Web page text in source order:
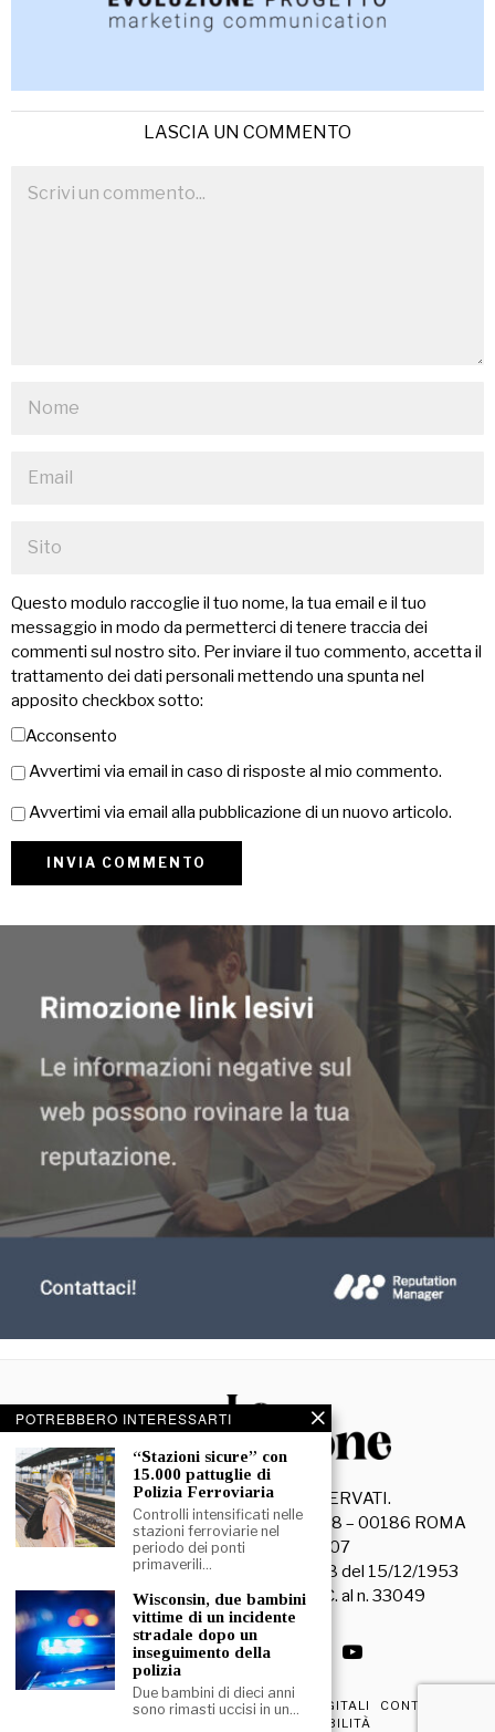
LASCIA UN COMMENTO
Questo modulo raccoglie il tuo nome, la tua email e il tuo
messaggio in modo da permetterci di tenere traccia dei
commenti sul nostro sito. Per inviare il tuo commento, accetta il
trattamento dei dati personali mettendo una spunta nel
apposito checkbox sotto:
Acconsento
Avvertimi via email in caso di risposte al mio commento.
Avvertimi via email alla pubblicazione di un nuovo articolo.
© 2026- TUTTI I DIRITTI RISERVATI.
La Discussione S.r.l. – Piazza Capranica, 78 – 00186 ROMA
C.F. e P. IVA 15045971007
Registrazione Tribunale di Roma n. 3628 del 15/12/1953
La società editrice è iscritta al R.O.C. al n. 33049
PRIVACY & COOKIE POLICY EDIZIONI DIGITALI
CONTATTI
DICHIARAZIONE DI ACCESSIBILITÀ
POTREBBERO INTERESSARTI
“Stazioni sicure” con
15.000 pattuglie di
Polizia Ferroviaria
Controlli intensificati nelle
stazioni ferroviarie nel
periodo dei ponti
primaverili…
Wisconsin, due bambini
vittime di un incidente
stradale dopo un
inseguimento della
polizia
Due bambini di dieci anni
sono rimasti uccisi in un…